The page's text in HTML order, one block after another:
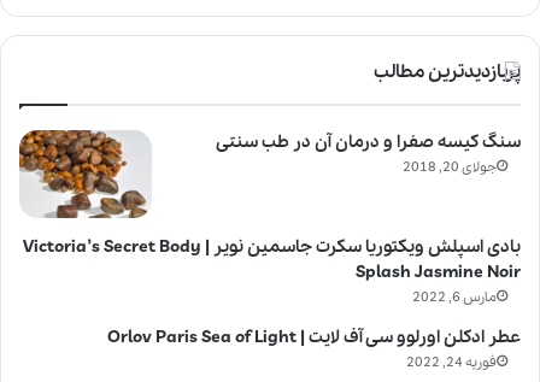
پربازدیدترین مطالب
سنگ کیسه صفرا و درمان آن در طب سنتی
جولای 20, 2018
بادی اسپلش ویکتوریا سکرت جاسمین نویر | Victoria’s Secret Body
Splash Jasmine Noir
مارس 6, 2022
عطر ادکلن اورلوو سی آف لایت | Orlov Paris Sea of Light
فوریه 24, 2022